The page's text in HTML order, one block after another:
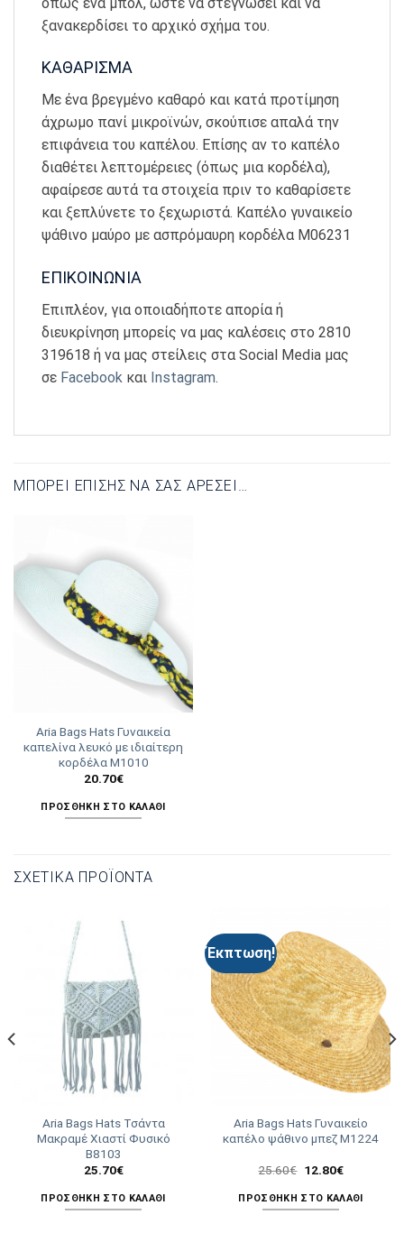
ξανακερδίσει το αρχικό σχήμα του.
ΚΑΘΑΡΙΣΜΑ
Με ένα βρεγμένο καθαρό και κατά προτίμηση
άχρωμο πανί μικροϊνών, σκούπισε απαλά την
επιφάνεια του καπέλου. Επίσης αν το καπέλο
διαθέτει λεπτομέρειες (όπως μια κορδέλα),
αφαίρεσε αυτά τα στοιχεία πριν το καθαρίσετε
και ξεπλύνετε το ξεχωριστά. Καπέλο γυναικείο
ψάθινο μαύρο με ασπρόμαυρη κορδέλα Μ06231
ΕΠΙΚΟΙΝΩΝΙΑ
Επιπλέον, για οποιαδήποτε απορία ή
διευκρίνηση μπορείς να μας καλέσεις στο 2810
319618 ή να μας στείλεις στα Social Media μας
σε Facebook και Instagram.
ΜΠΟΡΕΊ ΕΠΊΣΗΣ ΝΑ ΣΑΣ ΑΡΈΣΕΙ…
Aria Bags Hats Γυναικεία
καπελίνα λευκό με ιδιαίτερη
κορδέλα Μ1010
20.70€
ΠΡΟΣΘΉΚΗ ΣΤΟ ΚΑΛΆΘΙ
ΣΧΕΤΙΚΆ ΠΡΟΪΌΝΤΑ
Aria Bags Hats Τσάντα
Μακραμέ Χιαστί Φυσικό
Β8103
25.70€
ΠΡΟΣΘΉΚΗ ΣΤΟ ΚΑΛΆΘΙ
Έκπτωση!
Aria Bags Hats Γυναικείο
καπέλο ψάθινο μπεζ M1224
25.60€ Original
was:
25.60€.
12.80€Η
τιμή
είναι:
ΠΡΟΣΘΉΚΗ ΣΤΟ ΚΑΛΆΘΙ